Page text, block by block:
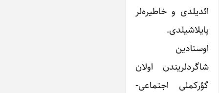
ائدیلدی و خاطیره‌لر
پایلاشیلدی.
اوستادین
شاگردلریندن اولان
گؤرکملی اجتماعی-